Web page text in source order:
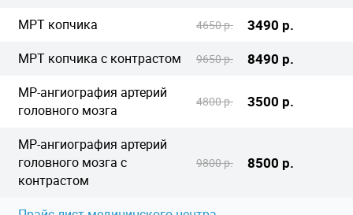
МРТ копчика 4650 р. 3490 р.
МРТ копчика с контрастом 9650 р. 8490 р.
МР-ангиография артерий
головного мозга
4800 р. 3500 р.
МР-ангиография артерий
головного мозга с
контрастом
9800 р. 8500 р.